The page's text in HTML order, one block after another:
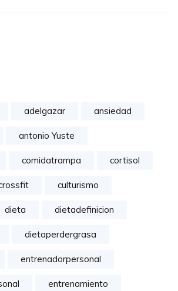
adelgazar ansiedad
antonio Yuste
comidatrampa cortisol
culturismo
dieta dietadefinicion
dietaperdergrasa
entrenadorpersonal
entrenamiento